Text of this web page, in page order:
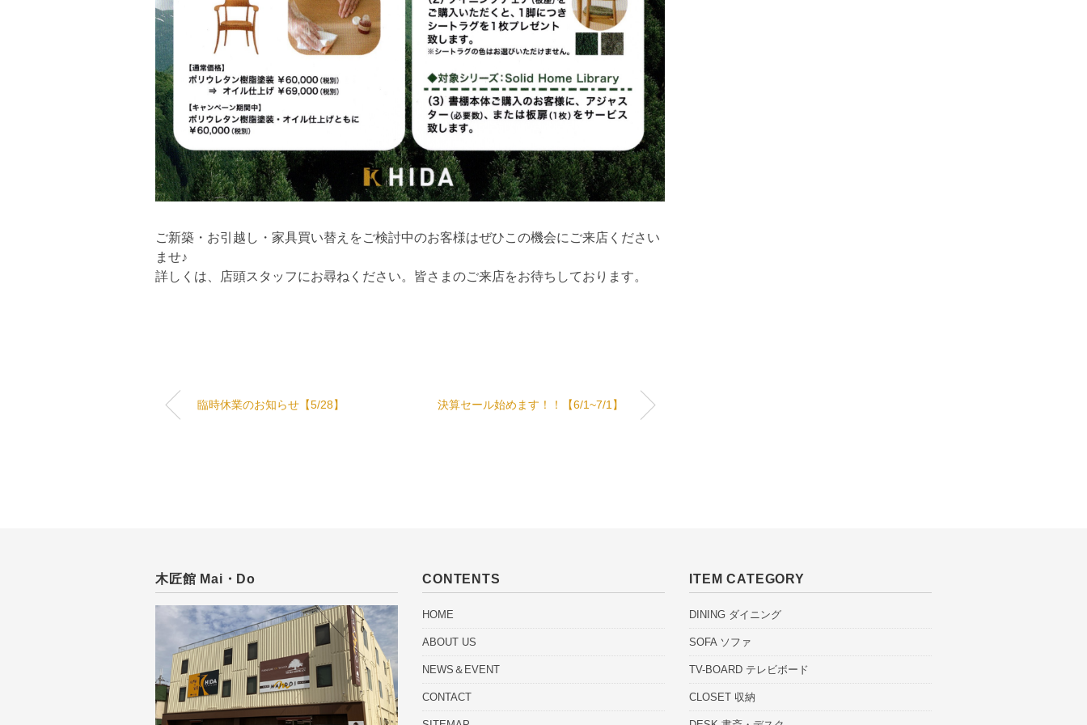
ご新築・お引越し・家具買い替えをご検討中のお客様はぜひこの機会にご来店ください
ませ♪
詳しくは、店頭スタッフにお尋ねください。皆さまのご来店をお待ちしております。
臨時休業のお知らせ【5/28】 決算セール始めます！！【6/1~7/1】
木匠館 Mai・Do CONTENTS
HOME
ABOUT US
NEWS＆EVENT
CONTACT
ITEM CATEGORY
DINING ダイニング
SOFA ソファ
TV-BOARD テレビボード
CLOSET 収納